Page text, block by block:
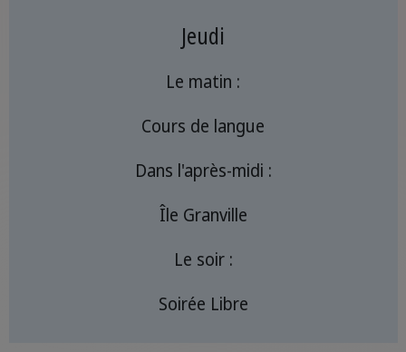
Jeudi
Le matin :
Cours de langue
Dans l'après-midi :
Île Granville
Le soir :
Soirée Libre